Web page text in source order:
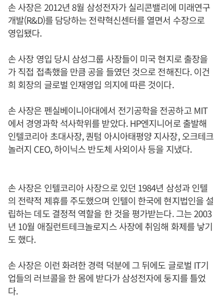
손 사장은 2012년 8월 삼성전자가 실리콘밸리에 미래연구
개발(R&D)를 담당하는 전략혁신센터를 열면서 수장으로
영입됐다.
손 사장 영입 당시 삼성그룹 사장들이 미국 현지로 출장을
가 직접 접촉했을 만큼 공을 들였던 것으로 전해진다. 이건
희 회장의 글로벌 인재영입 의지에 따른 것이다.
손 사장은 펜실베이니아대에서 전기공학을 전공하고 MIT
에서 경영과학 석사학위를 받았다. HP엔지니어로 출발해
인텔코리아 초대사장, 퀀텀 아시아태평양 지사장, 오크테크
놀러지 CEO, 하이닉스 반도체 사외이사 등을 지냈다.
손 사장은 인텔코리아 사장으로 있던 1984년 삼성과 인텔
의 전략적 제휴를 주도했으며 인텔이 한국에 현지법인을 설
립하는 데도 결정적 역할을 한 것을 평가받는다. 그는 2003
년 10월 애질런트테크놀로지스 사장에 취임해 화제를 낳기
도 했다.
손 사장은 이런 화려한 경력 덕분에 그 뒤에도 글로벌 IT기
업들의 러브콜을 한 몸에 받다가 삼성전자에 둥지를 틀었
다.